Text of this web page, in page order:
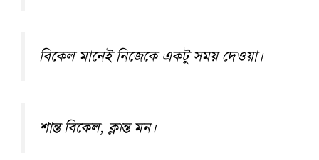
বিকেল মানেই নিজেকে একটু সময় দেওয়া।
শান্ত বিকেল, ক্লান্ত মন।